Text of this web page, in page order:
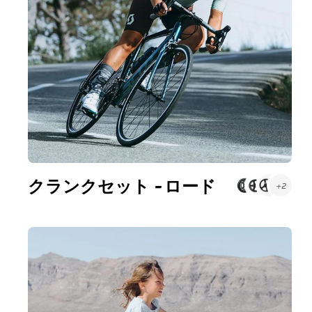
クランクセット - ロード +2